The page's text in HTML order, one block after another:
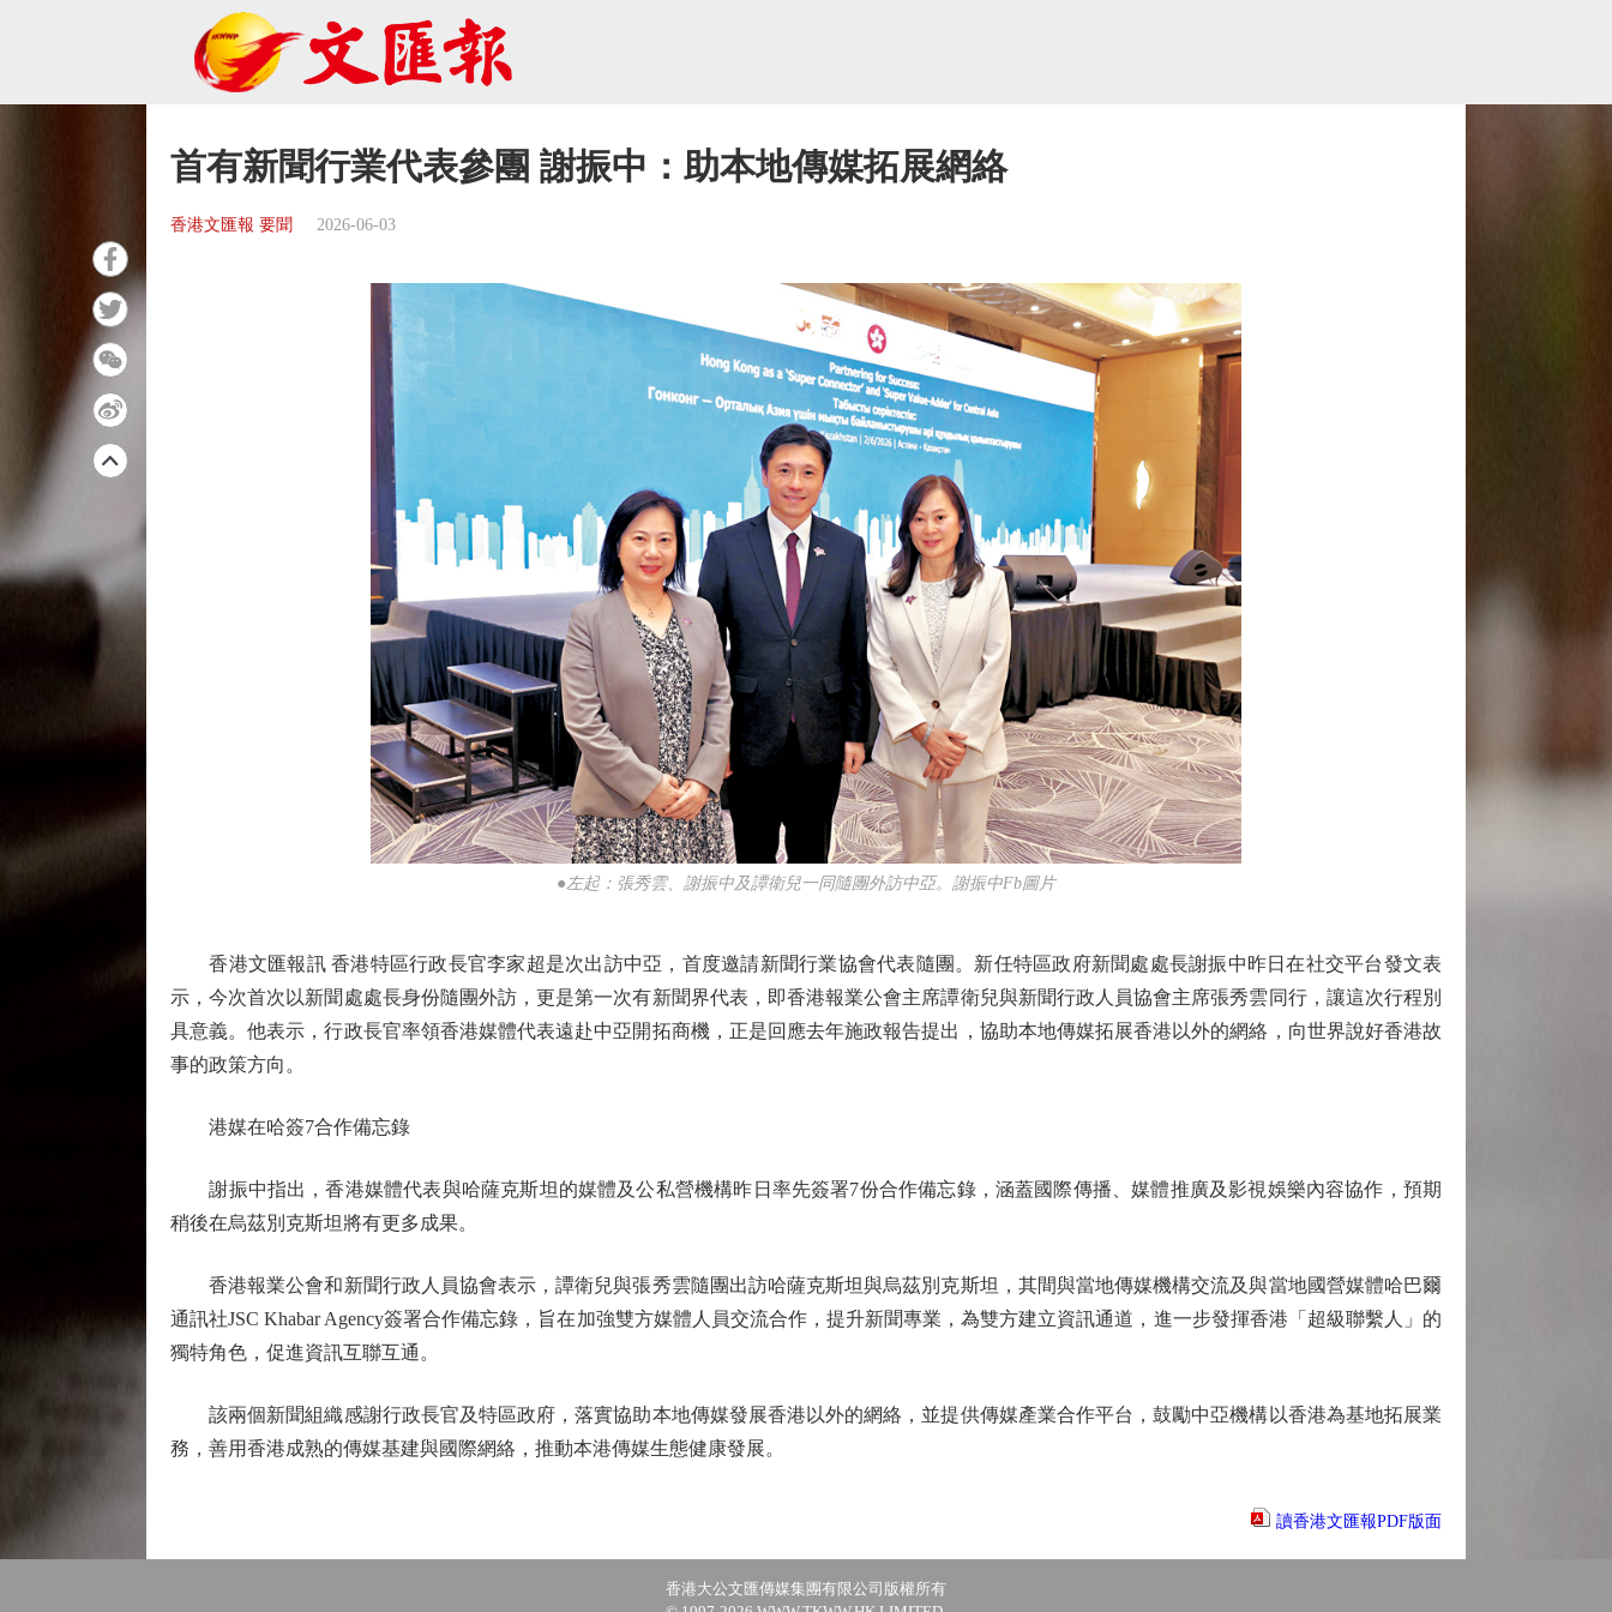
首有新聞行業代表參團 謝振中：助本地傳媒拓展網絡
香港文匯報 要聞 2026-06-03
●左起：張秀雲、謝振中及譚衛兒一同隨團外訪中亞。謝振中Fb圖片
香港文匯報訊 香港特區行政長官李家超是次出訪中亞，首度邀請新聞行業協會代表隨團。新任特區政府新聞處處長謝振中昨日在社交平台發文表
示，今次首次以新聞處處長身份隨團外訪，更是第一次有新聞界代表，即香港報業公會主席譚衛兒與新聞行政人員協會主席張秀雲同行，讓這次行程別
具意義。他表示，行政長官率領香港媒體代表遠赴中亞開拓商機，正是回應去年施政報告提出，協助本地傳媒拓展香港以外的網絡，向世界說好香港故
事的政策方向。
港媒在哈簽7合作備忘錄
謝振中指出，香港媒體代表與哈薩克斯坦的媒體及公私營機構昨日率先簽署7份合作備忘錄，涵蓋國際傳播、媒體推廣及影視娛樂內容協作，預期
稍後在烏茲別克斯坦將有更多成果。
香港報業公會和新聞行政人員協會表示，譚衛兒與張秀雲隨團出訪哈薩克斯坦與烏茲別克斯坦，其間與當地傳媒機構交流及與當地國營媒體哈巴爾
通訊社JSC Khabar Agency簽署合作備忘錄，旨在加強雙方媒體人員交流合作，提升新聞專業，為雙方建立資訊通道，進一步發揮香港「超級聯繫人」的
獨特角色，促進資訊互聯互通。
該兩個新聞組織感謝行政長官及特區政府，落實協助本地傳媒發展香港以外的網絡，並提供傳媒產業合作平台，鼓勵中亞機構以香港為基地拓展業
務，善用香港成熟的傳媒基建與國際網絡，推動本港傳媒生態健康發展。
讀香港文匯報PDF版面
香港大公文匯傳媒集團有限公司版權所有